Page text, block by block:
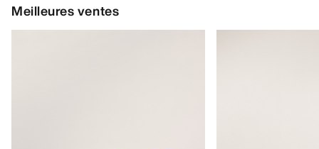
Meilleures ventes